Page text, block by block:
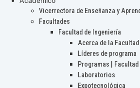
Vicerrectora de Enseñanza y
Facultades
Facultad de Ingeniería
Acerca de la Facultad
Líderes de programa
Programas |
Laboratorios
Expotecnológica